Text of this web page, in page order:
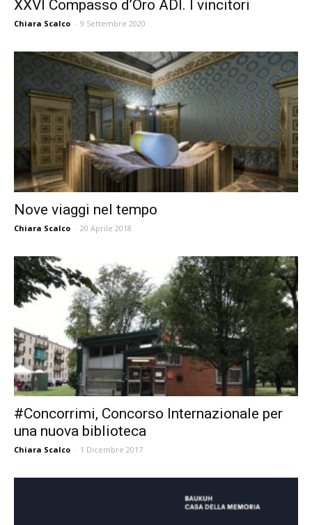
XXVI Compasso d’Oro ADI. I vincitori
Chiara Scalco - 9 Settembre 2020
Nove viaggi nel tempo
Chiara Scalco - 20 Aprile 2018
#Concorrimi, Concorso Internazionale per
una nuova biblioteca
Chiara Scalco - 1 Dicembre 2017